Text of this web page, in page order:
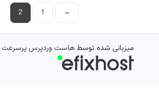
صفحه‌بندی
نوشته‌ها
→
1
2
میزبانی شده توسطهاست وردپرس پرسرعت